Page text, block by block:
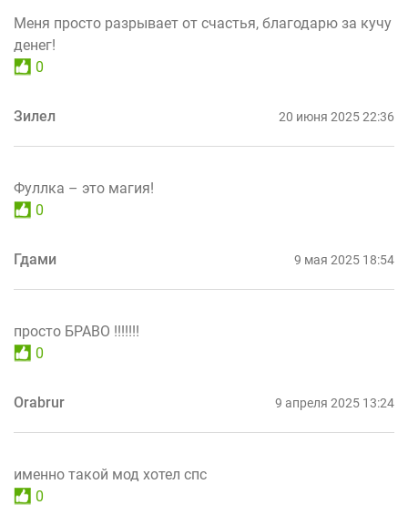
Меня просто разрывает от счастья, благодарю за кучу
денег!
0
Зилел 20 июня 2025 22:36
Фуллка – это магия!
0
Гдами 9 мая 2025 18:54
просто БРАВО !!!!!!!
0
Orabrur 9 апреля 2025 13:24
именно такой мод хотел спс
0